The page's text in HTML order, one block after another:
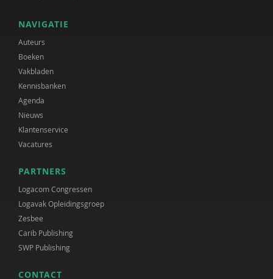
NAVIGATIE
Auteurs
Boeken
Vakbladen
Kennisbanken
Agenda
Nieuws
Klantenservice
Vacatures
PARTNERS
Logacom Congressen
Logavak Opleidingsgroep
Zesbee
Carib Publishing
SWP Publishing
CONTACT